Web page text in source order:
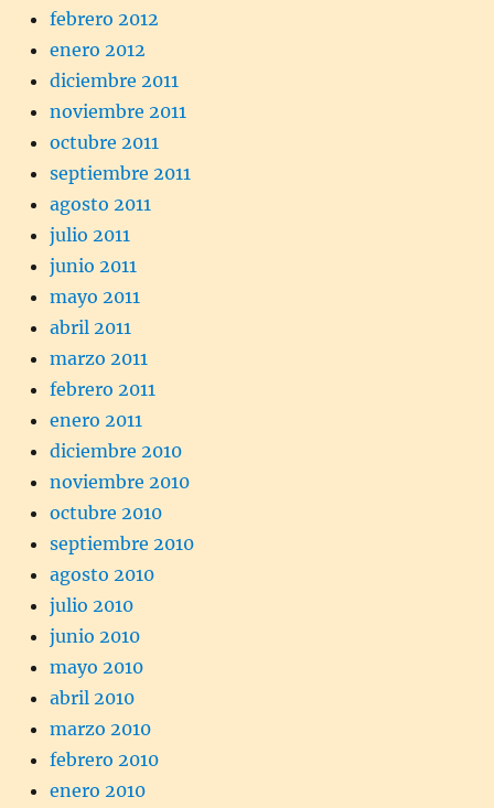
febrero 2012
enero 2012
diciembre 2011
noviembre 2011
octubre 2011
septiembre 2011
agosto 2011
julio 2011
junio 2011
mayo 2011
abril 2011
marzo 2011
febrero 2011
enero 2011
diciembre 2010
noviembre 2010
octubre 2010
septiembre 2010
agosto 2010
julio 2010
junio 2010
mayo 2010
abril 2010
marzo 2010
febrero 2010
enero 2010